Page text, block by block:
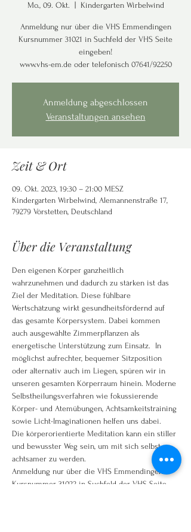
Mo., 09. Okt. Kindergarten Wirbelwind
Anmeldung nur über die VHS Emmendingen
Kursnummer 31021 in Suchfeld der VHS Seite
eingeben!
www.vhs-em.de oder telefonisch 07641/92250
Anmeldung abgeschlossen
Veranstaltungen ansehen
Zeit & Ort
09. Okt. 2023, 19:30 – 21:00 MESZ
Kindergarten Wirbelwind, Alemannenstraße 17,
79279 Vörstetten, Deutschland
Über die Veranstaltung
Den eigenen Körper ganzheitlich
wahrzunehmen und dadurch zu stärken ist das
Ziel der Meditation. Diese fühlbare
Wertschätzung wirkt gesundheitsfördernd auf
das gesamte Körpersystem. Dabei kommen
auch ausgewählte Zimmerpflanzen als
energetische Unterstützung zum Einsatz.  In
möglichst aufrechter, bequemer Sitzposition
oder alternativ auch im Liegen, spüren wir in
unseren gesamten Körperraum hinein. Moderne
Selbstheilungsverfahren wie fokussierende
Körper- und Atemübungen, Achtsamkeitstraining
sowie Licht-Imaginationen helfen uns dabei.
Die körperorientierte Meditation kann ein stiller
und bewusster Weg sein, um mit sich selbst
achtsamer zu werden.
Anmeldung nur über die VHS Emmendingen
Kursnummer 31022 in Suchfeld der VHS Seite